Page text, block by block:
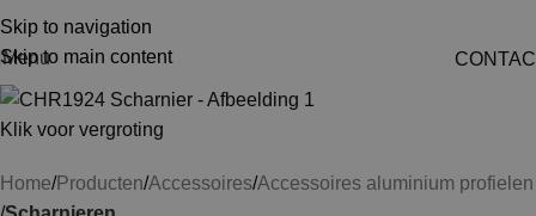
Skip to navigation
Skip to main content
Menu
Klik voor vergroting
Home Producten Accessoires Accessoires aluminium profielen